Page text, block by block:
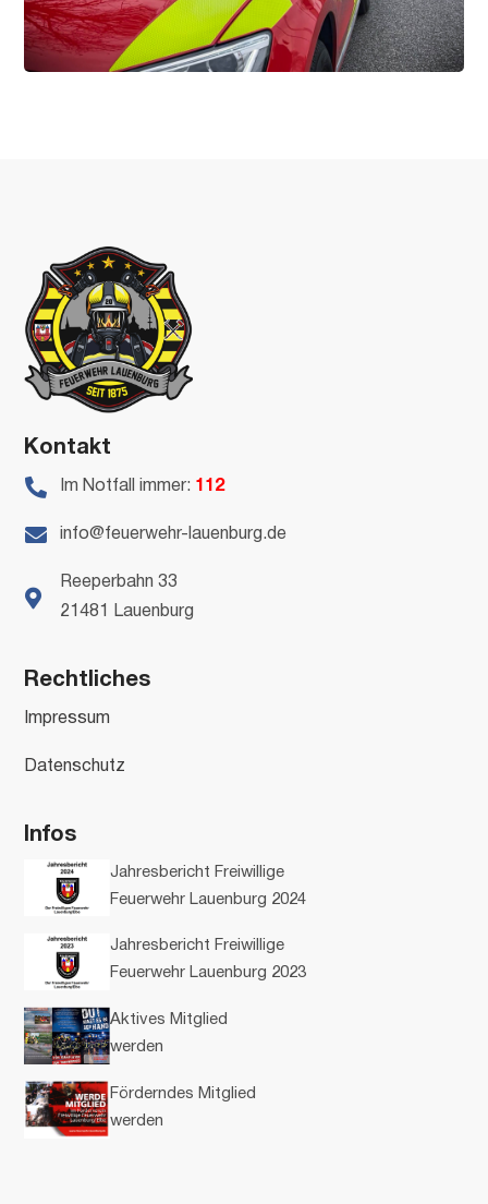
Kontakt
 Im Notfall immer: 112
 info@feuerwehr-lauenburg.de

Reeperbahn 33
21481 Lauenburg
Rechtliches
Impressum
Datenschutz
Infos
Jahresbericht Freiwillige
Feuerwehr Lauenburg 2024
Jahresbericht Freiwillige
Feuerwehr Lauenburg 2023
Aktives Mitglied
werden
Förderndes Mitglied
werden